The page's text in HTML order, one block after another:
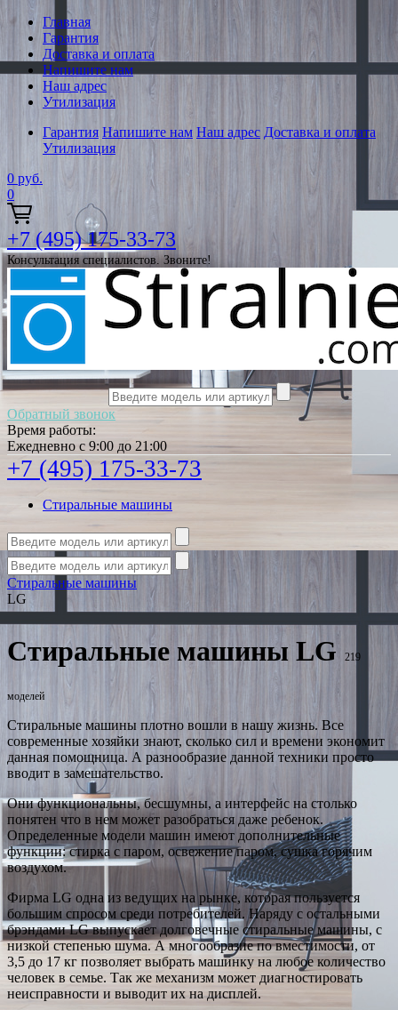
Главная
Гарантия
Доставка и оплата
Напишите нам
Наш адрес
Утилизация
Гарантия Напишите нам Наш адрес Доставка и оплата
Утилизация
0 руб.
0
+7 (495) 175-33-73
Консультация специалистов. Звоните!
Обратный звонок
Время работы:
Ежедневно с 9:00 до 21:00
+7 (495) 175-33-73
Стиральные машины
Стиральные машины
LG
Стиральные машины LG 219
моделей
Стиральные машины плотно вошли в нашу жизнь. Все
современные хозяйки знают, сколько сил и времени экономит
данная помощница. А разнообразие данной техники просто
вводит в замешательство.
Они функциональны, бесшумны, а интерфейс на столько
понятен что в нем может разобраться даже ребенок.
Определенные модели машин имеют дополнительные
функции: стирка с паром, освежение паром, сушка горячим
воздухом.
Фирма LG одна из ведущих на рынке, которая пользуется
большим спросом среди потребителей. Наряду с остальными
брэндами LG выпускает долговечные стиральные машины, с
низкой степенью шума. А многообразие по вместимости, от
3,5 до 17 кг позволяет выбрать машинку на любое количество
человек в семье. Так же механизм может диагностировать
неисправности и выводит их на дисплей.